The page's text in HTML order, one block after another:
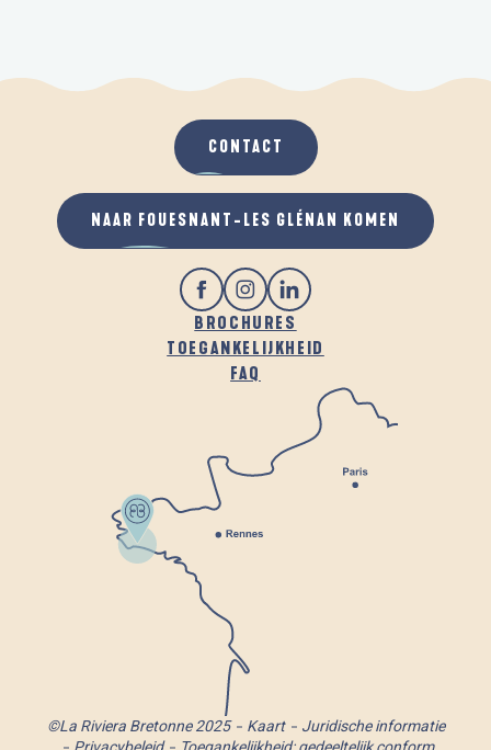
BROCHURES
TOEGANKELIJKHEID
FAQ
CONTACT
NAAR FOUESNANT-LES GLÉNAN KOMEN
©La Riviera Bretonne 2025 Kaart
Juridische informatie